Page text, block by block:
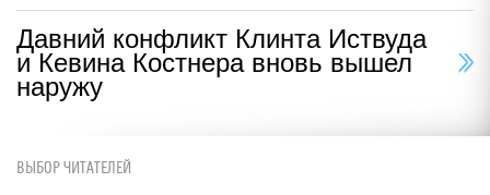
Давний конфликт Клинта Иствуда
и Кевина Костнера вновь вышел
наружу
ВЫБОР ЧИТАТЕЛЕЙ